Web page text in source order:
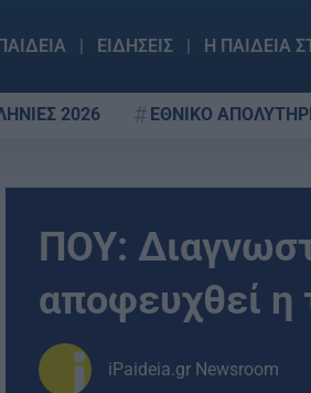
ΕΙΔΗΣΕΙΣ Η ΠΑΙΔΕΙΑ
2026 ΕΘΝΙΚΟ
ΠΟΥ:
αποφευχθεί η
iPaideia.gr Newsroom